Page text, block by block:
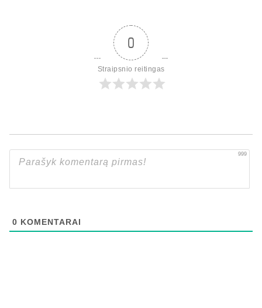
0
Straipsnio reitingas
999
0 KOMENTARAI